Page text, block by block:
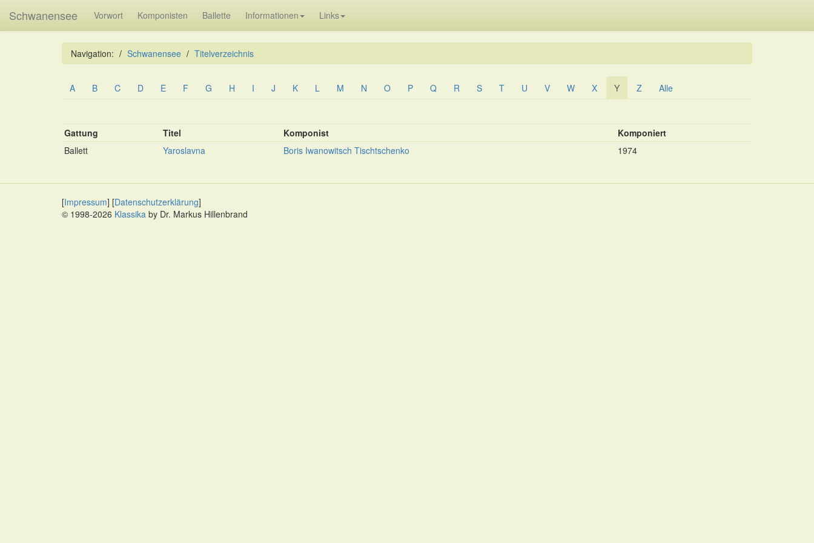
Schwanensee Vorwort Komponisten Ballette Informationen Links
Navigation: Schwanensee Titelverzeichnis
A B C D E F G H I J K L M N O P Q R S T U V W X Y Z Alle
Gattung Titel Komponist
Komponiert
Ballett
Yaroslavna Boris Iwanowitsch Tischtschenko 1974
[Impressum] [Datenschutzerklärung]
© 1998-2026 Klassika by Dr. Markus Hillenbrand